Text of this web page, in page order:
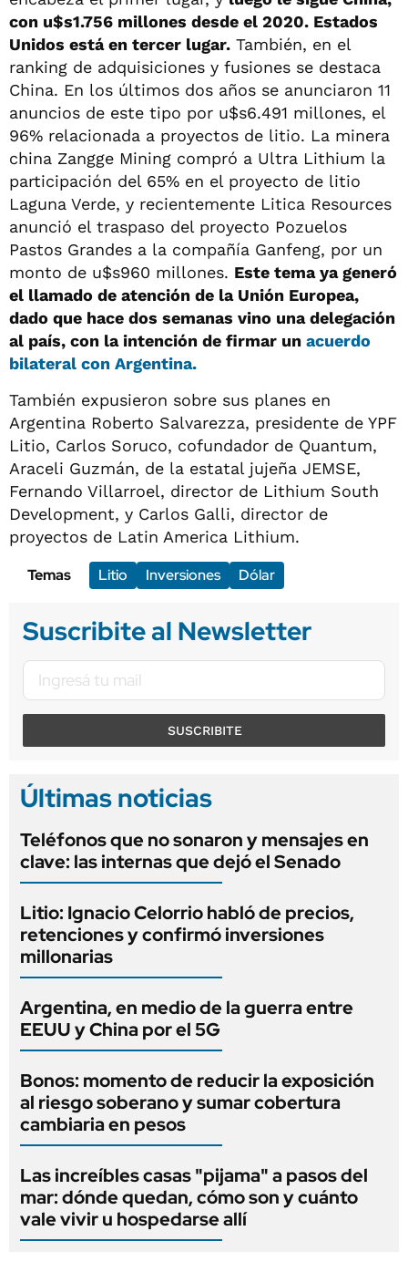
con u$s1.756 millones desde el 2020. Estados
Unidos está en tercer lugar. También, en el
ranking de adquisiciones y fusiones se destaca
China. En los últimos dos años se anunciaron 11
anuncios de este tipo por u$s6.491 millones, el
96% relacionada a proyectos de litio. La minera
china Zangge Mining compró a Ultra Lithium la
participación del 65% en el proyecto de litio
Laguna Verde, y recientemente Litica Resources
anunció el traspaso del proyecto Pozuelos
Pastos Grandes a la compañía Ganfeng, por un
monto de u$s960 millones. Este tema ya generó
el llamado de atención de la Unión Europea,
dado que hace dos semanas vino una delegación
al país, con la intención de firmar un acuerdo
bilateral con Argentina.
También expusieron sobre sus planes en
Argentina Roberto Salvarezza, presidente de YPF
Litio, Carlos Soruco, cofundador de Quantum,
Araceli Guzmán, de la estatal jujeña JEMSE,
Fernando Villarroel, director de Lithium South
Development, y Carlos Galli, director de
proyectos de Latin America Lithium.
Temas
Litio Inversiones Dólar
Suscribite al Newsletter
SUSCRIBITE
Últimas noticias
Teléfonos que no sonaron y mensajes en
clave: las internas que dejó el Senado
Litio: Ignacio Celorrio habló de precios,
retenciones y confirmó inversiones
millonarias
Argentina, en medio de la guerra entre
EEUU y China por el 5G
Bonos: momento de reducir la exposición
al riesgo soberano y sumar cobertura
cambiaria en pesos
Las increíbles casas "pijama" a pasos del
mar: dónde quedan, cómo son y cuánto
vale vivir u hospedarse allí